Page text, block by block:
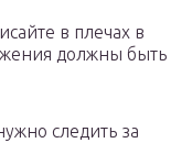
в плечах в
должны быть
следить за